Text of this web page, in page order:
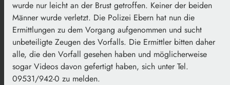
wurde nur leicht an der Brust getroffen. Keiner der beiden
Männer wurde verletzt. Die Polizei Ebern hat nun die
Ermittlungen zu dem Vorgang aufgenommen und sucht
unbeteiligte Zeugen des Vorfalls. Die Ermittler bitten daher
alle, die den Vorfall gesehen haben und möglicherweise
sogar Videos davon gefertigt haben, sich unter Tel.
09531/942-0 zu melden.